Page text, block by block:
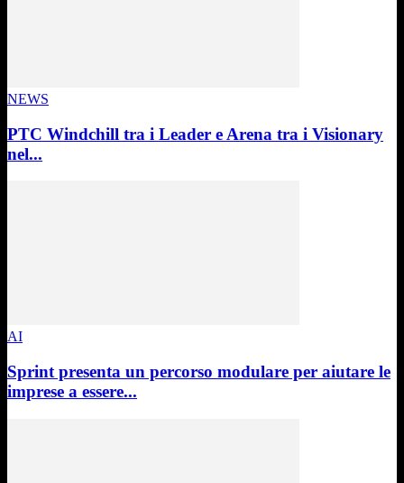
NEWS
PTC Windchill tra i Leader e Arena tra i Visionary
nel...
AI
Sprint presenta un percorso modulare per aiutare le
imprese a essere...